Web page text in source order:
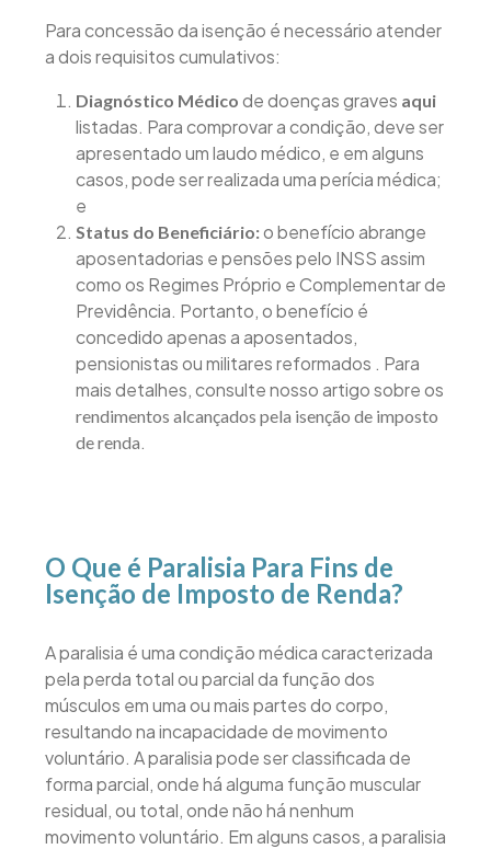
Para concessão da isenção é necessário atender
a dois requisitos cumulativos:
Diagnóstico Médico de doenças graves aqui
listadas. Para comprovar a condição, deve ser
apresentado um laudo médico, e em alguns
casos, pode ser realizada uma perícia médica;
e
Status do Beneficiário:o benefício abrange
aposentadorias e pensões pelo INSS assim
como os Regimes Próprio e Complementar de
Previdência. Portanto, o benefício é
concedido apenas a aposentados,
pensionistas ou militares reformados . Para
mais detalhes, consulte nosso artigo sobre os
rendimentos alcançados pela isenção de imposto
de renda.
O Que é Paralisia Para Fins de
Isenção de Imposto de Renda?
A paralisia é uma condição médica caracterizada
pela perda total ou parcial da função dos
músculos em uma ou mais partes do corpo,
resultando na incapacidade de movimento
voluntário. A paralisia pode ser classificada de
forma parcial, onde há alguma função muscular
residual, ou total, onde não há nenhum
movimento voluntário. Em alguns casos, a paralisia